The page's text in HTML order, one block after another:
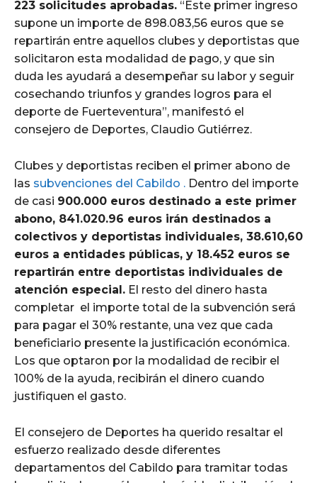
223 solicitudes aprobadas. “Este primer ingreso
supone un importe de 898.083,56 euros que se
repartirán entre aquellos clubes y deportistas que
solicitaron esta modalidad de pago, y que sin
duda les ayudará a desempeñar su labor y seguir
cosechando triunfos y grandes logros para el
deporte de Fuerteventura”, manifestó el
consejero de Deportes, Claudio Gutiérrez.
Clubes y deportistas reciben el primer abono de
las subvenciones del Cabildo . Dentro del importe
de casi 900.000 euros destinado a este primer
abono, 841.020.96 euros irán destinados a
colectivos y deportistas individuales, 38.610,60
euros a entidades públicas, y 18.452 euros se
repartirán entre deportistas individuales de
atención especial. El resto del dinero hasta
completar el importe total de la subvención será
para pagar el 30% restante, una vez que cada
beneficiario presente la justificación económica.
Los que optaron por la modalidad de recibir el
100% de la ayuda, recibirán el dinero cuando
justifiquen el gasto.
El consejero de Deportes ha querido resaltar el
esfuerzo realizado desde diferentes
departamentos del Cabildo para tramitar todas